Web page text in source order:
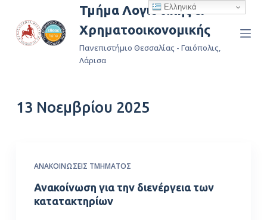
ε
σ
Τμήμα Λογιστικής &
Χρηματοοικονομικής
Πανεπιστήμιο Θεσσαλίας - Γαιόπολις,
Λάρισα
13 Νοεμβρίου 2025
ΑΝΑΚΟΙΝΏΣΕΙΣ ΤΜΉΜΑΤΟΣ
Ανακοίνωση για την διενέργεια των
κατατακτηρίων
Ελληνικά